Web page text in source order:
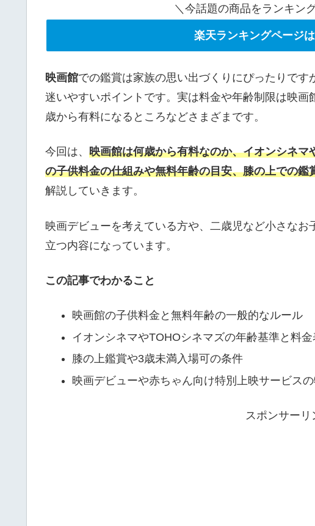
＼今話題の商品をランキン
楽天ランキングページ
映画館での鑑賞は家族の思い出づくりにぴったりです
迷いやすいポイントです。実は料金や年齢制限は映
歳から有料になるところなどさまざまです。
今回は、 映画館は何歳から有料なのか、イオンシネ
の子供料金の仕組みや無料年齢の目安、膝の上での
解説していきます。
映画デビューを考えている方や、二歳児など小さな
立つ内容になっています。
この記事でわかること
映画館の子供料金と無料年齢の一般的なルール
イオンシネマやTOHOシネマズの年齢基準と料
膝の上鑑賞や3歳未満入場可の条件
映画デビューや赤ちゃん向け特別上映サービス
スポンサーリ